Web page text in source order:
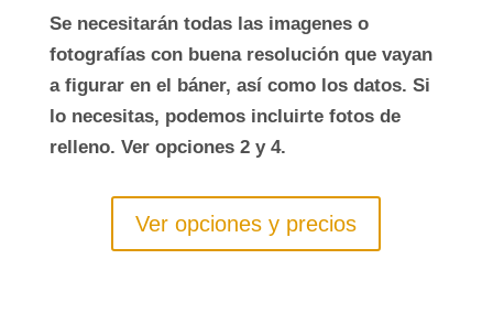
Se necesitarán todas las imagenes o
fotografías con buena resolución que vayan
a figurar en el báner, así como los datos. Si
lo necesitas, podemos incluirte fotos de
relleno. Ver opciones 2 y 4.
Ver opciones y precios